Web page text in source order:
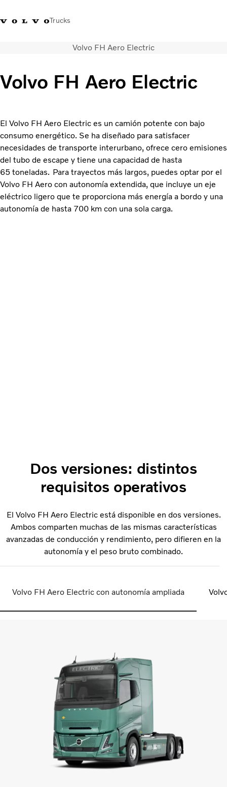
Trucks
Servicios
Acerca de nosotros
Contacto
Cada gota cuenta
Truck Builder
Volvo FH Aero Electric
Volvo FH Aero Electric
El Volvo FH Aero Electric es un camión potente con bajo
consumo energético. Se ha diseñado para satisfacer
necesidades de transporte interurbano, ofrece cero emisiones
del tubo de escape y tiene una capacidad de hasta
65 toneladas. Para trayectos más largos, puedes optar por el
Volvo FH Aero con autonomía extendida, que incluye un eje
eléctrico ligero que te proporciona más energía a bordo y una
autonomía de hasta 700 km con una sola carga.
Dos versiones: distintos
requisitos operativos
El Volvo FH Aero Electric está disponible en dos versiones.
Ambos comparten muchas de las mismas características
avanzadas de conducción y rendimiento, pero difieren en la
autonomía y el peso bruto combinado.
Volvo FH Aero Electric con autonomía ampliada